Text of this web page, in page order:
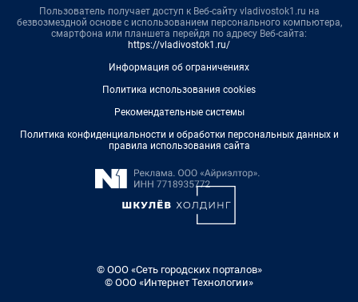
Пользователь получает доступ к Веб-сайту vladivostok1.ru на
безвозмездной основе с использованием персонального компьютера,
смартфона или планшета перейдя по адресу Веб-сайта:
https://vladivostok1.ru/
Информация об ограничениях
Политика использования cookies
Рекомендательные системы
Политика конфиденциальности и обработки персональных данных и
правила использования сайта
© ООО «Сеть городских порталов»
© ООО «Интернет Технологии»